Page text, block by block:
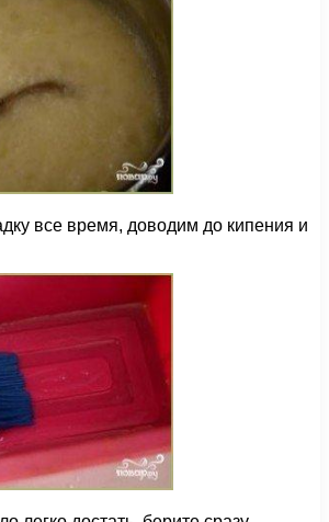
все время, доводим до кипения и